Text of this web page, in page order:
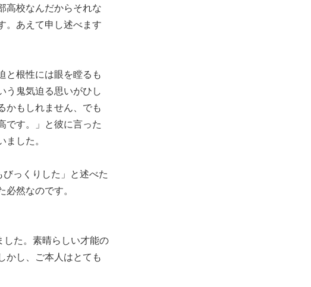
高校なんだからそれな
。あえて申し述べます
と根性には眼を瞠るも
う鬼気迫る思いがひし
かもしれません、でも
です。」と彼に言った
した。
っくりした」と述べた
然なのです。
た。素晴らしい才能の
かし、ご本人はとても